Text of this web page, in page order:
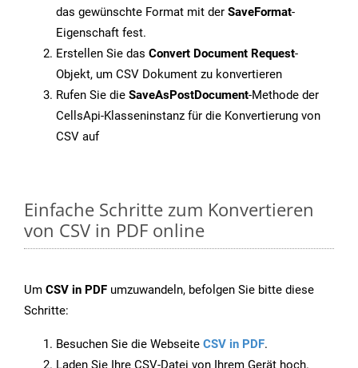
das gewünschte Format mit der SaveFormat-
Eigenschaft fest.
Erstellen Sie das Convert Document Request-
Objekt, um CSV Dokument zu konvertieren
Rufen Sie die SaveAsPostDocument-Methode der
CellsApi-Klasseninstanz für die Konvertierung von
CSV auf
Einfache Schritte zum Konvertieren
von CSV in PDF online
Um CSV in PDF umzuwandeln, befolgen Sie bitte diese
Schritte:
Besuchen Sie die Webseite CSV in PDF.
Laden Sie Ihre CSV-Datei von Ihrem Gerät hoch.